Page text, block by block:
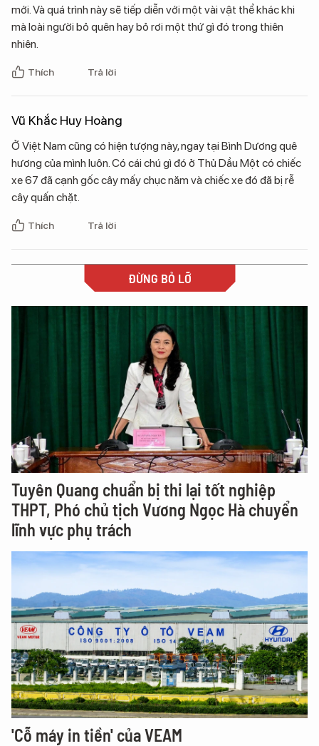
mới. Và quá trình này sẽ tiếp diễn với một vài vật thể khác khi
mà loài người bỏ quên hay bỏ rơi một thứ gì đó trong thiên
nhiên.
Thích Trả lời
Vũ Khắc Huy Hoàng
Ở Việt Nam cũng có hiện tượng này, ngay tại Bình Dương quê
hương của mình luôn. Có cái chú gì đó ở Thủ Dầu Một có chiếc
xe 67 đã cạnh gốc cây mấy chục năm và chiếc xe đó đã bị rễ
cây quấn chặt.
Thích Trả lời
ĐỪNG BỎ LỠ
Tuyên Quang chuẩn bị thi lại tốt nghiệp
THPT, Phó chủ tịch Vương Ngọc Hà chuyển
lĩnh vực phụ trách
'Cỗ máy in tiền' của VEAM